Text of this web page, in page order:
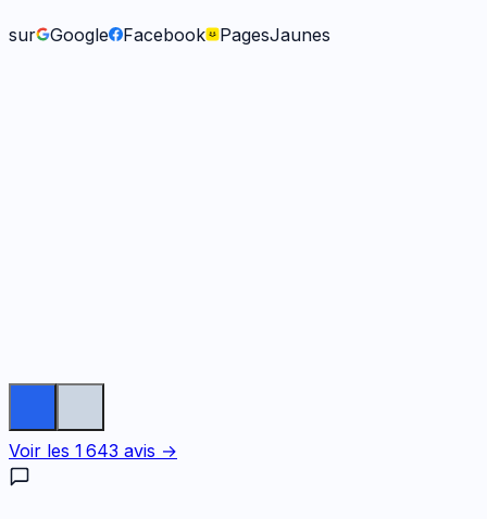
sur Google Facebook PagesJaunes
Voir les 1 643 avis →